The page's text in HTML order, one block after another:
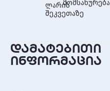
ლარის
შეკვეთაზე
მომსახურება
დამატებითი
ინფორმაცია